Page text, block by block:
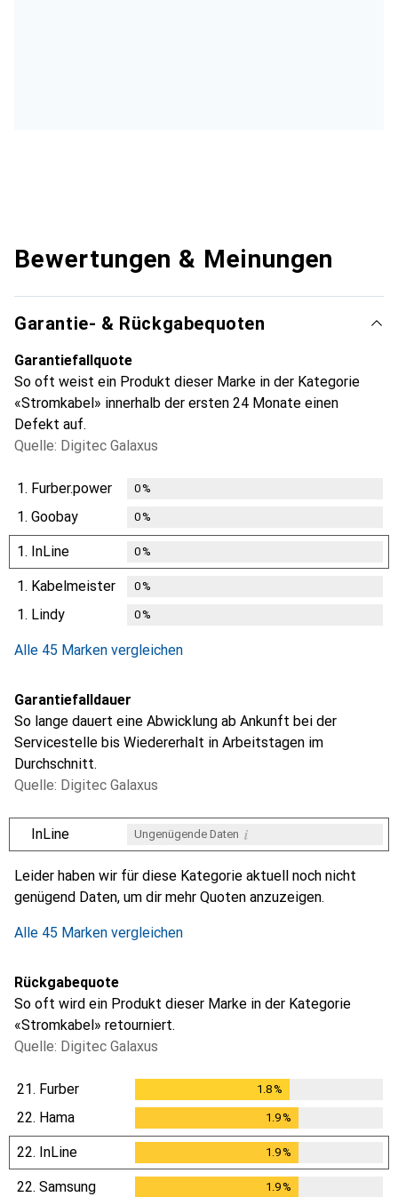
Bewertungen & Meinungen
Garantie- & Rückgabequoten
Garantiefallquote
So oft weist ein Produkt dieser Marke in der Kategorie
«Stromkabel» innerhalb der ersten 24 Monate einen
Defekt auf.
Quelle: Digitec Galaxus
1. Furber.power 0%
1. Goobay 0%
1. InLine 0%
1. Kabelmeister 0%
1. Lindy 0%
Alle 45 Marken vergleichen
Garantiefalldauer
So lange dauert eine Abwicklung ab Ankunft bei der
Servicestelle bis Wiedererhalt in Arbeitstagen im
Durchschnitt.
Quelle: Digitec Galaxus
InLine Ungenügende Daten i
Leider haben wir für diese Kategorie aktuell noch nicht
genügend Daten, um dir mehr Quoten anzuzeigen.
Alle 45 Marken vergleichen
Rückgabequote
So oft wird ein Produkt dieser Marke in der Kategorie
«Stromkabel» retourniert.
Quelle: Digitec Galaxus
21. Furber 1.8%
22. Hama 1.9%
22. InLine 1.9%
22. Samsung 1.9%